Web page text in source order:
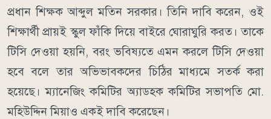
প্রধান শিক্ষক আব্দুল মতিন সরকার। তিনি দাবি করেন, ওই
শিক্ষার্থী প্রায়ই স্কুল ফাঁকি দিয়ে বাইরে ঘোরাঘুরি করত। তাকে
টিসি দেওয়া হয়নি, বরং ভবিষ্যতে এমন করলে টিসি দেওয়া
হবে বলে তার অভিভাবকদের চিঠির মাধ্যমে সতর্ক করা
হয়েছে। ম্যানেজিং কমিটির অ্যাডহক কমিটির সভাপতি মো.
মহিউদ্দিন মিয়াও একই দাবি করেছেন।